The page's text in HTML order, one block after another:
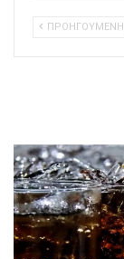
ΠΡΟΗΓΟΥΜΕΝΗ